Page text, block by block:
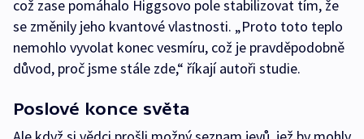
což zase pomáhalo Higgsovo pole stabilizovat tím, že
se změnily jeho kvantové vlastnosti. „Proto toto teplo
nemohlo vyvolat konec vesmíru, což je pravděpodobně
důvod, proč jsme stále zde,“ říkají autoři studie.
Poslové konce světa